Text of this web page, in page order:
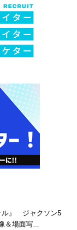
ル』 ジャクソン5
＆場面写...